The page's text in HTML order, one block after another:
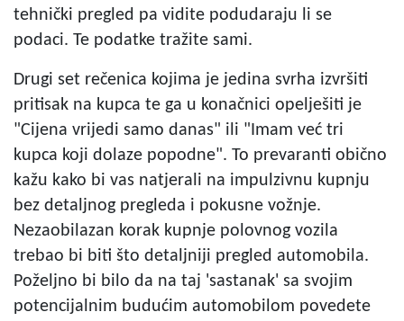
tehnički pregled pa vidite podudaraju li se
podaci. Te podatke tražite sami.
Drugi set rečenica kojima je jedina svrha izvršiti
pritisak na kupca te ga u konačnici opelješiti je
"Cijena vrijedi samo danas" ili "Imam već tri
kupca koji dolaze popodne". To prevaranti obično
kažu kako bi vas natjerali na impulzivnu kupnju
bez detaljnog pregleda i pokusne vožnje.
Nezaobilazan korak kupnje polovnog vozila
trebao bi biti što detaljniji pregled automobila.
Poželjno bi bilo da na taj 'sastanak' sa svojim
potencijalnim budućim automobilom povedete